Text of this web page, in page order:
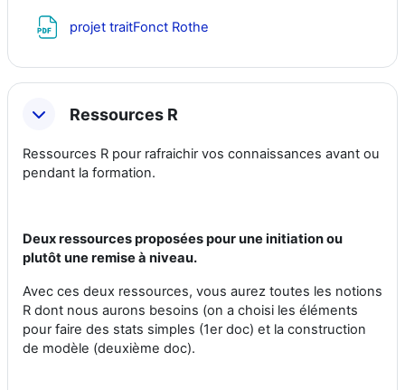
projet traitFonct Rothe
Ressources R
Ressources R pour rafraichir vos connaissances avant ou
pendant la formation.
Deux ressources proposées pour une initiation ou
plutôt une remise à niveau.
Avec ces deux ressources, vous aurez toutes les notions
R dont nous aurons besoins (on a choisi les éléments
pour faire des stats simples (1er doc) et la construction
de modèle (deuxième doc).